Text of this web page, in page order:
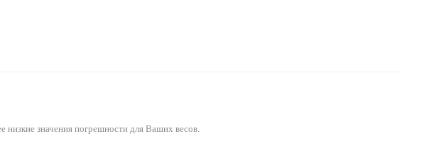
значения погрешности для Ваших весов.